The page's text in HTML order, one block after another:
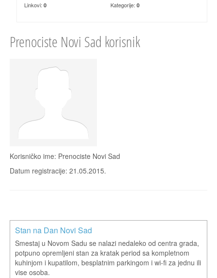
Linkovi: 0 Kategorije:0
Prenociste Novi Sad korisnik
Korisničko ime: Prenociste Novi Sad
Datum registracije: 21.05.2015.
Stan na Dan Novi Sad
Smestaj u Novom Sadu se nalazi nedaleko od centra grada,
potpuno opremljeni stan za kratak period sa kompletnom
kuhinjom i kupatilom, besplatnim parkingom i wi-fi za jednu ili
vise osoba.